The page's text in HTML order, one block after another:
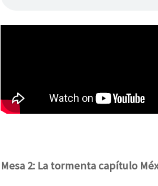
Mesa 2: La tormenta capítulo